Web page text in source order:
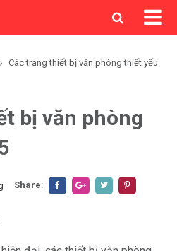
Các trang thiết bị văn phòng thiết yếu
bị văn phòng
Share: